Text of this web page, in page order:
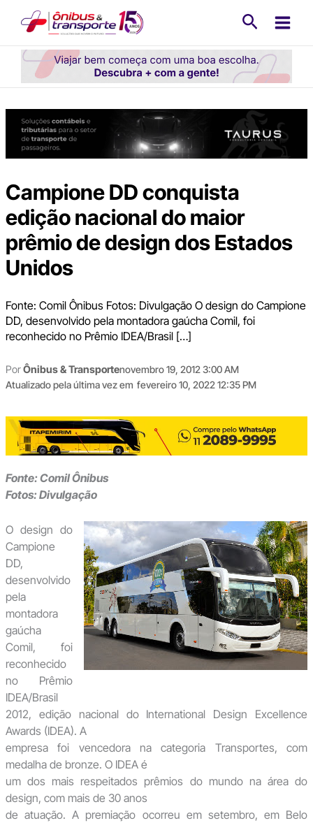
conteúdo
Campione DD conquista
edição nacional do maior
prêmio de design dos Estados
Unidos
Fonte: Comil Ônibus Fotos: Divulgação O design do Campione
DD, desenvolvido pela montadora gaúcha Comil, foi
reconhecido no Prêmio IDEA/Brasil […]
PorÔnibus & Transportenovembro 19, 2012 3:00 AM
Atualizado pela última vez em fevereiro 10, 2022 12:35 PM
Fonte: Comil Ônibus
Fotos: Divulgação
O design do
Campione
DD,
desenvolvido
pela
montadora
gaúcha
Comil, foi
reconhecido
no Prêmio
IDEA/Brasil
2012, edição nacional do International Design Excellence
Awards (IDEA). A
empresa foi vencedora na categoria Transportes, com
medalha de bronze. O IDEA é
um dos mais respeitados prêmios do mundo na área do
design, com mais de 30 anos
de atuação. A premiação ocorreu em setembro, em Belo